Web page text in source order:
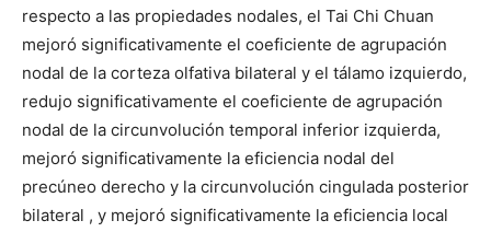
respecto a las propiedades nodales, el Tai Chi Chuan
mejoró significativamente el coeficiente de agrupación
nodal de la corteza olfativa bilateral y el tálamo izquierdo,
redujo significativamente el coeficiente de agrupación
nodal de la circunvolución temporal inferior izquierda,
mejoró significativamente la eficiencia nodal del
precúneo derecho y la circunvolución cingulada posterior
bilateral , y mejoró significativamente la eficiencia local